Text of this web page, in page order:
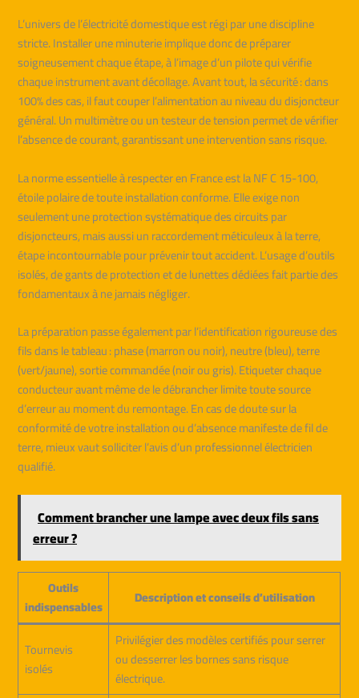
L’univers de l’électricité domestique est régi par une discipline
stricte. Installer une minuterie implique donc de préparer
soigneusement chaque étape, à l’image d’un pilote qui vérifie
chaque instrument avant décollage. Avant tout, la sécurité : dans
100% des cas, il faut couper l’alimentation au niveau du disjoncteur
général. Un multimètre ou un testeur de tension permet de vérifier
l’absence de courant, garantissant une intervention sans risque.
La norme essentielle à respecter en France est la NF C 15-100,
étoile polaire de toute installation conforme. Elle exige non
seulement une protection systématique des circuits par
disjoncteurs, mais aussi un raccordement méticuleux à la terre,
étape incontournable pour prévenir tout accident. L’usage d’outils
isolés, de gants de protection et de lunettes dédiées fait partie des
fondamentaux à ne jamais négliger.
La préparation passe également par l’identification rigoureuse des
fils dans le tableau : phase (marron ou noir), neutre (bleu), terre
(vert/jaune), sortie commandée (noir ou gris). Etiqueter chaque
conducteur avant même de le débrancher limite toute source
d’erreur au moment du remontage. En cas de doute sur la
conformité de votre installation ou d’absence manifeste de fil de
terre, mieux vaut solliciter l’avis d’un professionnel électricien
qualifié.
Comment brancher une lampe avec deux fils sans
erreur ?
Outils
indispensables
Description et conseils d’utilisation
Tournevis
isolés
Privilégier des modèles certifiés pour serrer
ou desserrer les bornes sans risque
électrique.